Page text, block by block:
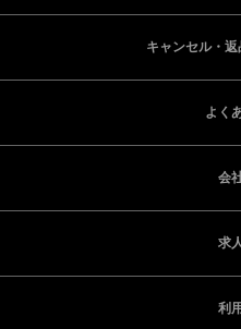
キャンセル・
よく
会
求
利